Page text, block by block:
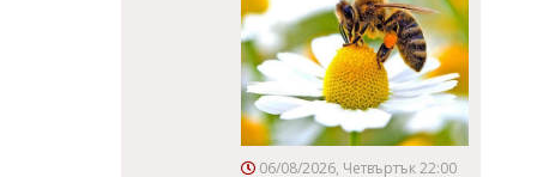
06/08/2026, Четвъртък 22:00